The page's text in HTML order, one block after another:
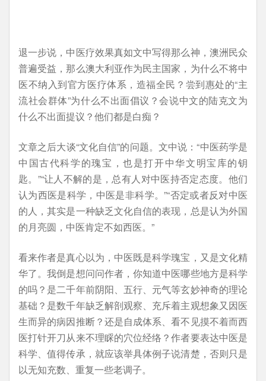
退一步说，中医疗效果真如文中写得那么神，澳洲民众
普遍受益，那么澳大利亚作为民主国家，为什么不将中
医不纳入到官方医疗体系，造福全民？尝到惠处的“主
流社会群体”为什么不出面倡议？会说中文的陆克文为
什么不出面提议？他们都是白痴？
文章之后大谈“文化自信”的问题。文中说：“中医药学是
中国古代科学的瑰宝，也是打开中华文明宝库的钥
匙。”“让人不解的是，总有人对中医持否定态度。他们
认为西医是科学，中医是非科学。”“否定或者反对中医
的人，其实是一种缺乏文化自信的表现，总是认为外国
的月亮圆，中医肯定不如西医。”
看来作者是真心以为，中医既是科学瑰宝，又是文化精
华了。我倒是想问问作者，你知道中医哪些地方是科学
的吗？是二千年前阴阳、五行、元气等玄妙神奇的理论
基础？是数千年缺乏解剖观察、充斥着主观想象又因医
生而异的病因推断？还是自成体系、看不见摸不着而西
医打针开刀从来不理睬的穴位经络？作者要表达中医是
科学、值得传承，就应该举具体例子说清楚，否则只是
以无知充数、重复一些老调子。